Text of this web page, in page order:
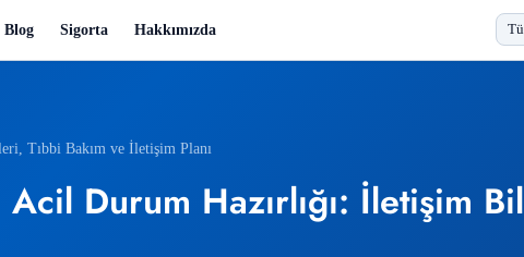
Blog Sigorta Hakkımızda
Tıbbi Bakım ve İletişim Planı
Durum Hazırlığı: İletişim